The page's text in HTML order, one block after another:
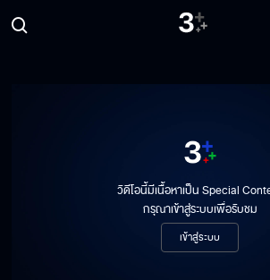
วิดีโอนี้มีเนื้อหาเป็น Special
กรุณาเข้าสู่ระบบเพื่อรับชม
เข้าสู่ระบบ